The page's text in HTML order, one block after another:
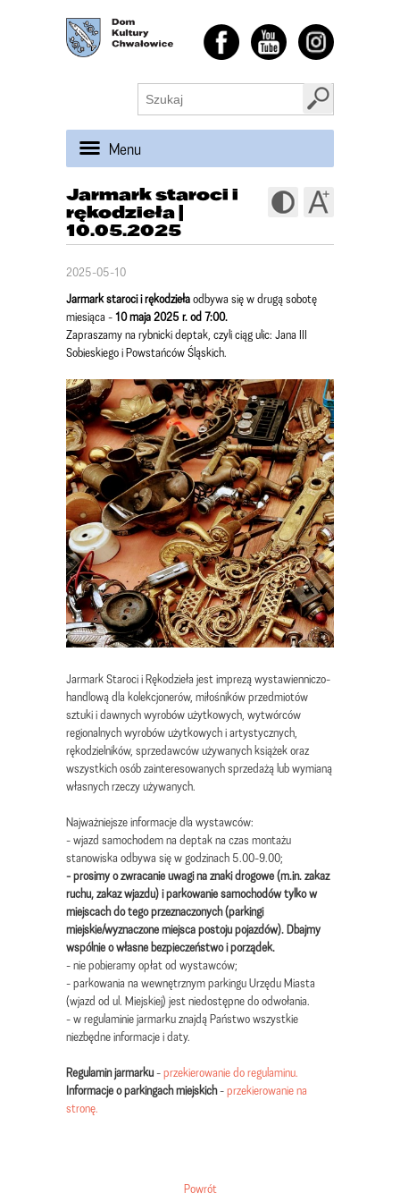
Menu
Jarmark staroci i
rękodzieła |
10.05.2025
2025-05-10
Jarmark staroci i rękodziełaodbywa się w drugą sobotę
miesiąca -10 maja 2025 r. od 7:00.
Zapraszamy na rybnicki deptak, czyli ciąg ulic: Jana III
Sobieskiego i Powstańców Śląskich.
Jarmark Staroci i Rękodzieła jest imprezą wystawienniczo-
handlową dla kolekcjonerów, miłośników przedmiotów
sztuki i dawnych wyrobów użytkowych, wytwórców
regionalnych wyrobów użytkowych i artystycznych,
rękodzielników, sprzedawców używanych książek oraz
wszystkich osób zainteresowanych sprzedażą lub wymianą
własnych rzeczy używanych.
Najważniejsze informacje dla wystawców:
- wjazd samochodem na deptak na czas montażu
stanowiska odbywa się w godzinach 5.00-9.00;
- prosimy o zwracanie uwagi na znaki drogowe (m.in. zakaz
ruchu, zakaz wjazdu) i parkowanie samochodów tylko w
miejscach do tego przeznaczonych (parkingi
miejskie/wyznaczone miejsca postoju pojazdów). Dbajmy
wspólnie o własne bezpieczeństwo i porządek.
- nie pobieramy opłat od wystawców;
- parkowania na wewnętrznym parkingu Urzędu Miasta
(wjazd od ul. Miejskiej) jest niedostępne do odwołania.
- w regulaminie jarmarku znajdą Państwo wszystkie
niezbędne informacje i daty.
Regulamin jarmarku-przekierowanie do regulaminu.
Informacje o parkingach miejskich-przekierowanie na
stronę.
Powrót